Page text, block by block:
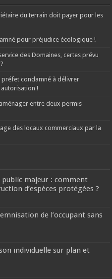
du terrain doit payer pour les
pour préjudice écologique !
des Domaines, certes prévu
préfet condamné à délivrer
autorisation !
entre deux permis
des locaux commerciaux par la
public majeur : comment
d’espèces protégées ?
de l’occupant sans
individuelle sur plan et